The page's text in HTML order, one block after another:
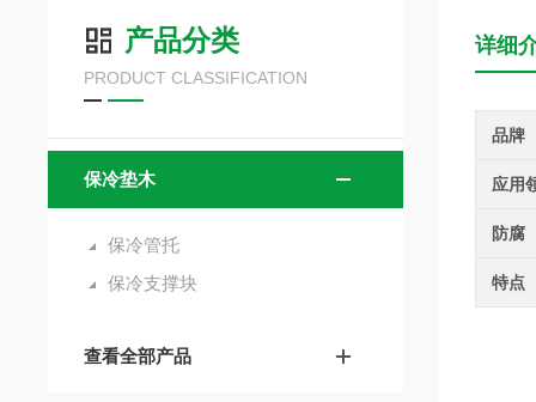
产品分类
PRODUCT CLASSIFICATION
保冷垫木
保冷管托
保冷支撑块
查看全部产品
详细
品牌
应用
防腐
特点